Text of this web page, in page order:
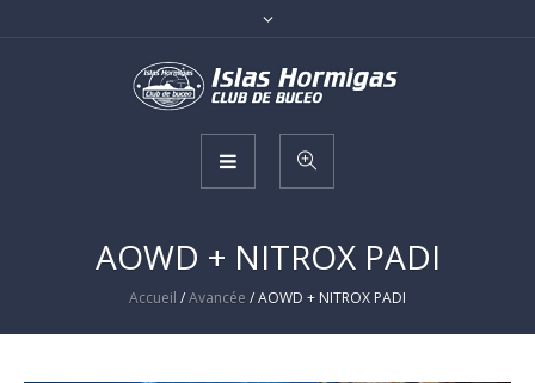
AOWD + NITROX PADI
Accueil /Avancée / AOWD + NITROX PADI